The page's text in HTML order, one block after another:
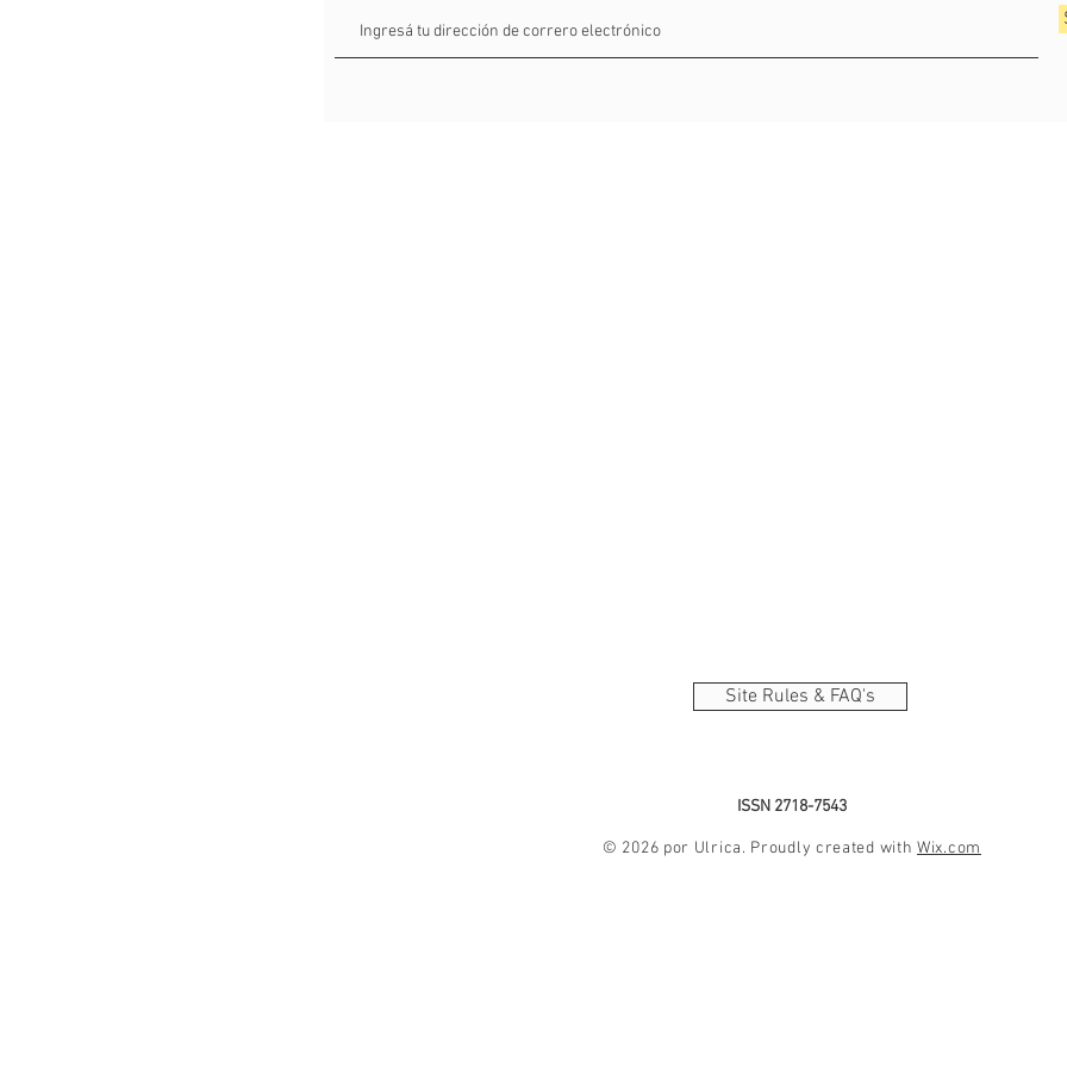
Site Rules & FAQ's
ISSN 2718-7543
© 2026 por Ulrica. Proudly created withWix.com